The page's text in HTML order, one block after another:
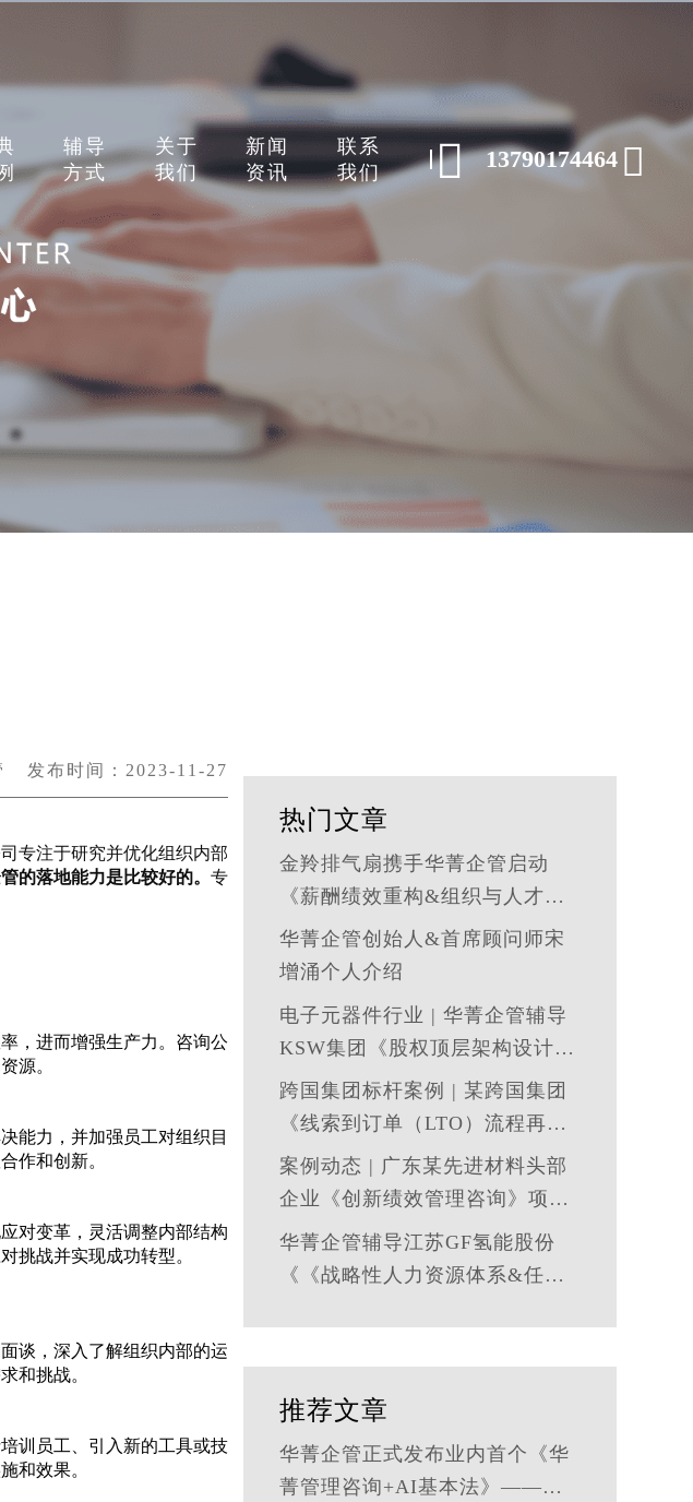
辅导
方式
关于
我们
新闻
资讯
联系
我们
 13790174464 
发布时间：2023-11-27
专注于研究并优化组织内部
的落地能力是比较好的。专
，进而增强生产力。咨询公
源。
能力，并加强员工对组织目
作和创新。
对变革，灵活调整内部结构
挑战并实现成功转型。
谈，深入了解组织内部的运
和挑战。
训员工、引入新的工具或技
和效果。
热门文章
金羚排气扇携手华菁企管启动
《薪酬绩效重构&组织与人才发
展体系》管理咨询公司
华菁企管创始人&首席顾问师宋
增涌个人介绍
电子元器件行业 | 华菁企管辅导
KSW集团《股权顶层架构设计及
股权激励》管理咨询项目结案
跨国集团标杆案例 | 某跨国集团
《线索到订单（LTO）流程再造
与资源优化》 管理咨询项目圆满
落地
案例动态 | 广东某先进材料头部
企业《创新绩效管理咨询》项目
启动
华菁企管辅导江苏GF氢能股份
《《战略性人力资源体系&任职
推荐文章
华菁企管正式发布业内首个《华
菁管理咨询+AI基本法》——让